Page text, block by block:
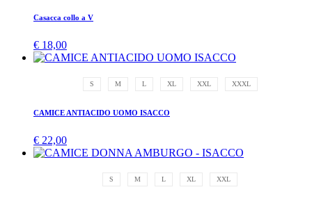
Casacca collo a V
€ 18,00
S M L XL XXL XXXL
CAMICE ANTIACIDO UOMO ISACCO
€ 22,00
S M L XL XXL